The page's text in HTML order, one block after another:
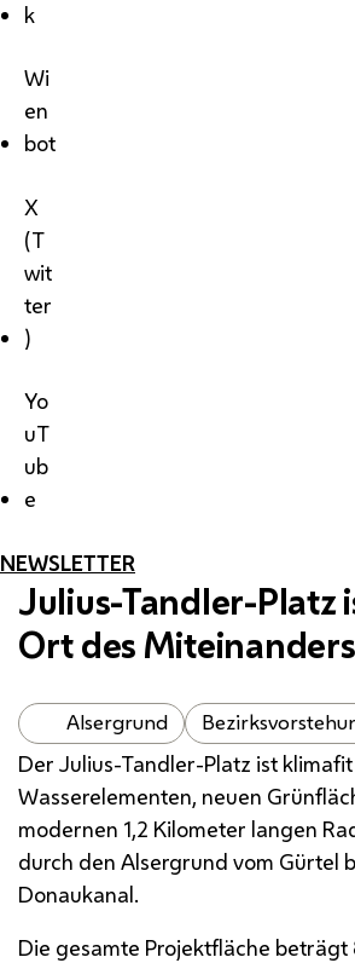
k
Wi
en
bot
X
(T
wit
ter
)
Yo
uT
ub
e
NEWSLETTER
Julius-Tandler-Platz
Ort des Miteinanders
Alsergrund
Der Julius-Tandler-Platz ist
Wasserelementen, neuen
modernen 1,2 Kilometer langen
durch den Alsergrund vom Gürtel
Donaukanal.
Die gesamte Projektfläche